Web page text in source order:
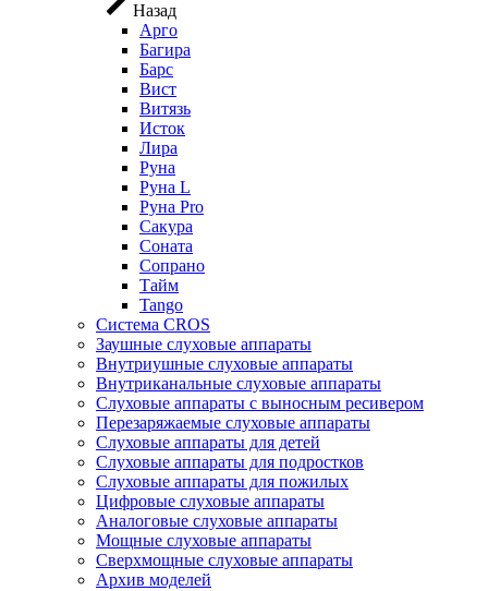
Назад
Арго
Багира
Барс
Вист
Витязь
Исток
Лира
Руна
Руна L
Руна Pro
Сакура
Соната
Сопрано
Тайм
Tango
Система CROS
Заушные слуховые аппараты
Внутриушные слуховые аппараты
Внутриканальные слуховые аппараты
Слуховые аппараты с выносным ресивером
Перезаряжаемые слуховые аппараты
Слуховые аппараты для детей
Слуховые аппараты для подростков
Слуховые аппараты для пожилых
Цифровые слуховые аппараты
Аналоговые слуховые аппараты
Мощные слуховые аппараты
Сверхмощные слуховые аппараты
Архив моделей